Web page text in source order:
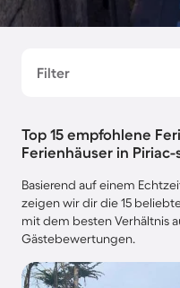
Filter
Top 15 empfohlene
Ferienhäuser in
Basierend auf einem
zeigen wir dir die 15
mit dem besten Verhältnis
Gästebewertungen.